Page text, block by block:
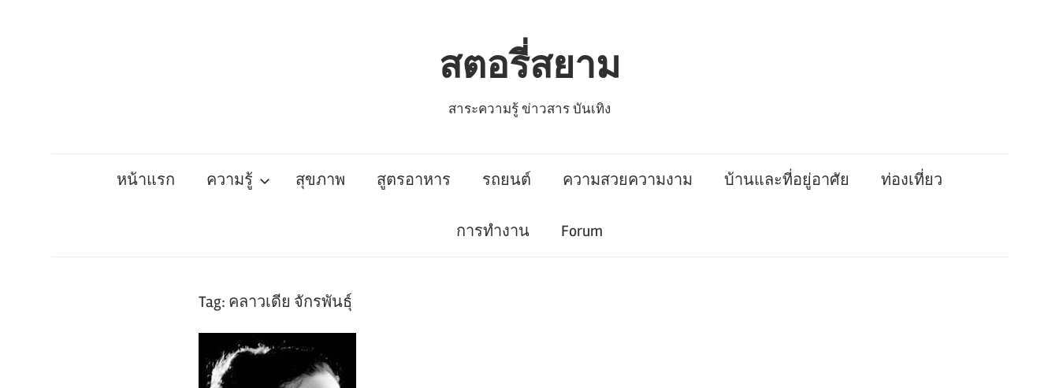
สตอรี่สยาม
สาระความรู้ ข่าวสาร บันเทิง
หน้าแรก ความรู้ สุขภาพ สูตรอาหาร รถยนต์ ความสวยความงาม บ้านและที่อยู่อาศัย ท่องเที่ยว
การทำงาน Forum
Tag: คลาวเดีย จักรพันธุ์